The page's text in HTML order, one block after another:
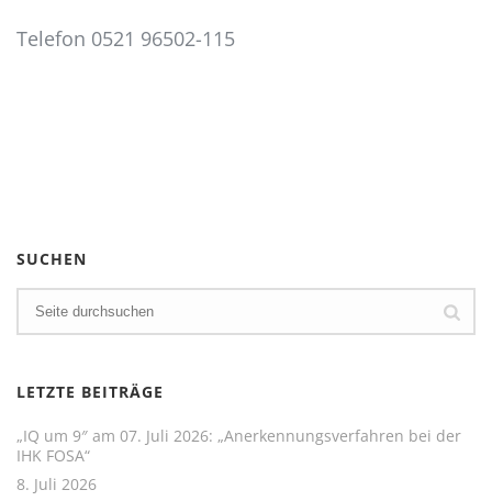
Telefon 0521 96502-115
SUCHEN
LETZTE BEITRÄGE
„IQ um 9″ am 07. Juli 2026: „Anerkennungsverfahren bei der
IHK FOSA“
8. Juli 2026